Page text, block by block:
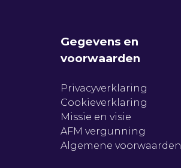
Gegevens en
voorwaarden
Privacyverklaring
Cookieverklaring
Missie en visie
AFM vergunning
Algemene voorwaarden